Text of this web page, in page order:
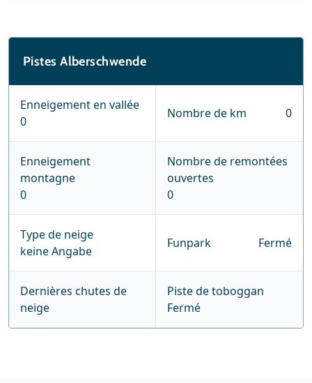
Pistes Alberschwende
Enneigement en vallée
0
Nombre de km 0
Enneigement
montagne
0
Nombre de remontées
ouvertes
0
Type de neige
keine Angabe
Funpark Fermé
Dernières chutes de
neige
Piste de toboggan
Fermé